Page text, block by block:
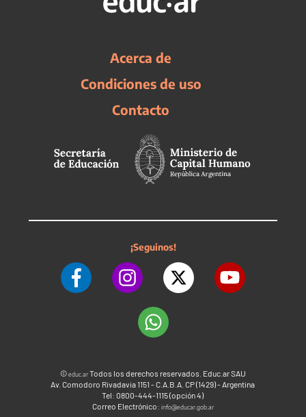
Acerca de
Condiciones de uso
Contacto
¡Seguinos!
©educ.arTodos los derechos reservados. Educ.ar SAU
Av. Comodoro Rivadavia 1151 - C.A.B.A. CP (1429) - Argentina
Tel: 0800-444-1115 (opción 4)
Correo Electrónico: info@educar.gob.ar